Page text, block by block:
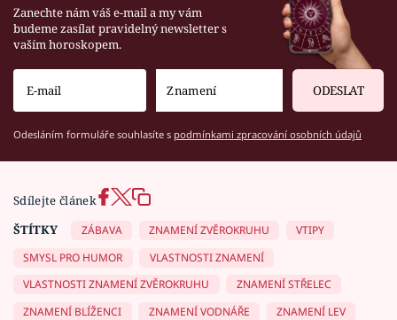
Zanechte nám váš e-mail a my vám
budeme zasílat pravidelný newsletter s
vaším horoskopem.
ODESLAT
Odesláním formuláře souhlasíte s podmínkami zpracování osobních údajů
Sdílejte článek
ŠTÍTKY
ZÁBAVA ZNAMENÍ ZVĚROKRUHU
VTIPY
SMYSL PRO HUMOR
VLASTNOSTI ZNAMENÍ
VLASTNOSTI ZNAMENÍ ZVĚROKRUHU
ZNAMENÍ STŘELEC
ZNAMENÍ BLÍŽENCI
ZNAMENÍ VODNÁŘE
ZNAMENÍ LEV